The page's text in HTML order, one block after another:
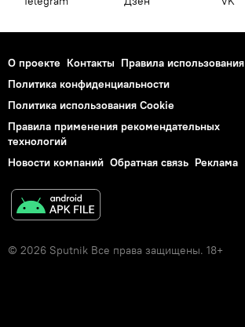
О проекте Контакты Правила использования
Политика конфиденциальности
Политика использования Cookie
Правила применения рекомендательных
технологий
Новости компаний Обратная связь Реклама
© 2026 Sputnik Все права защищены. 18+